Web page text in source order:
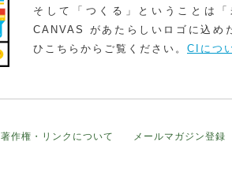
そして「つくる」ということは
CANVAS があたらしいロゴに込め
ひこちらからご覧ください。 CIにつ
著作権・リンクについて メールマガジン登録